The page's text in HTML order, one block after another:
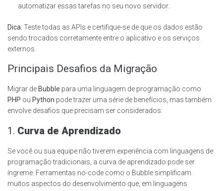
automatizar essas tarefas no seu novo servidor.
Dica: Teste todas as APIs e certifique-se de que os dados estão
sendo trocados corretamente entre o aplicativo e os serviços
externos.
Principais Desafios da Migração
Migrar de Bubble para uma linguagem de programação como
PHP ou Python pode trazer uma série de benefícios, mas também
envolve desafios que precisam ser considerados:
1. Curva de Aprendizado
Se você ou sua equipe não tiverem experiência com linguagens de
programação tradicionais, a curva de aprendizado pode ser
íngreme. Ferramentas no-code como o Bubble simplificam
muitos aspectos do desenvolvimento que, em linguagens